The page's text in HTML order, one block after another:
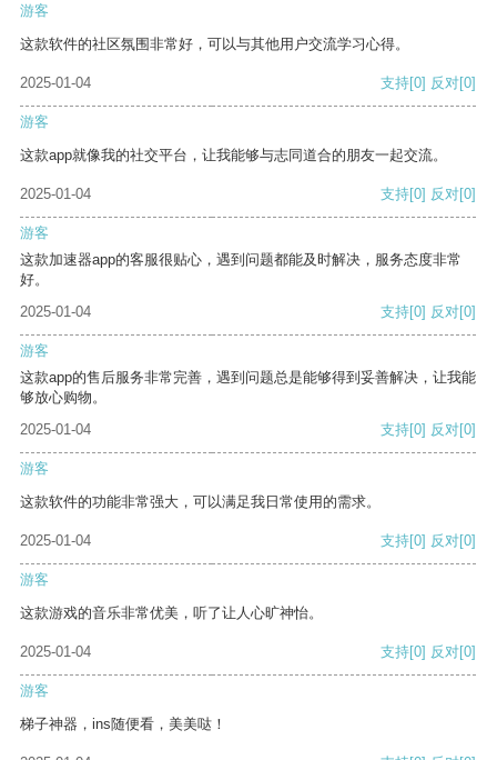
游客
这款软件的社区氛围非常好，可以与其他用户交流学习心得。
2025-01-04 支持[0] 反对[0]
游客
这款app就像我的社交平台，让我能够与志同道合的朋友一起交流。
2025-01-04 支持[0] 反对[0]
游客
这款加速器app的客服很贴心，遇到问题都能及时解决，服务态度非常
好。
2025-01-04
支持[0] 反对[0]
游客
这款app的售后服务非常完善，遇到问题总是能够得到妥善解决，让我能
够放心购物。
2025-01-04
支持[0] 反对[0]
游客
这款软件的功能非常强大，可以满足我日常使用的需求。
2025-01-04 支持[0] 反对[0]
游客
这款游戏的音乐非常优美，听了让人心旷神怡。
2025-01-04 支持[0] 反对[0]
游客
梯子神器，ins随便看，美美哒！